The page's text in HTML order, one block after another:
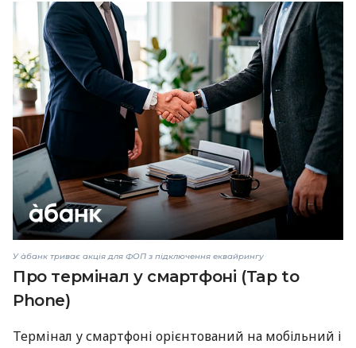
У àбанк триває акція для ФОП з підключення еквайрингу
Про термінал у смартфоні (Tap to
Phone)
Термінал у смартфоні орієнтований на мобільний і